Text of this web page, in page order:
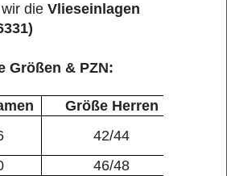
die Vlieseinlagen
Größen & PZN:
Größe Herren
42/44
46/48